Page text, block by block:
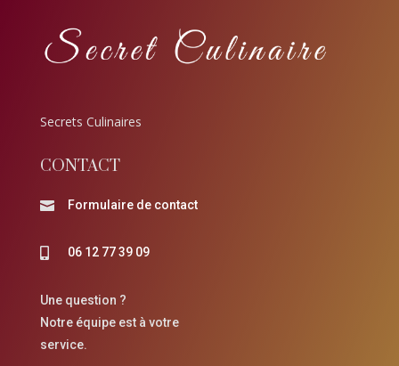
Secrets Culinaires
CONTACT
 Formulaire de contact
06 12 77 39 09
Une question ?
Notre équipe est à votre
service.